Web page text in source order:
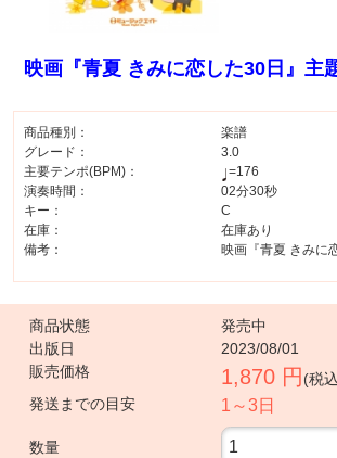
映画『青夏 きみに恋した30日』主
商品種別：
楽譜
グレード：
3.0
主要テンポ(BPM)：
=176
演奏時間：
02分30秒
キー：
C
在庫：
在庫あり
備考：
映画『青夏 きみに
商品状態
発売中
出版日
2023/08/01
販売価格
1,870 円 (税
発送までの目安
1～3日
数量